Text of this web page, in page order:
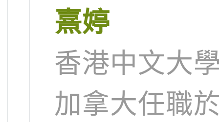
熹婷
香港中文大
加拿大任職